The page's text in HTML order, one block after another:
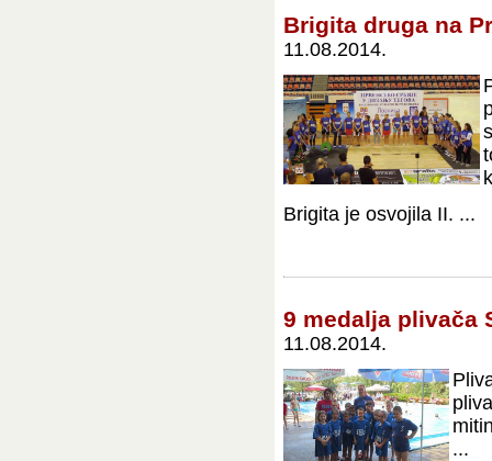
Brigita druga na
11.08.2014.
Brigita je osvojila II. ...
9 medalja plivača
11.08.2014.
...